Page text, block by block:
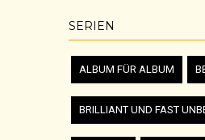
SERIEN
ALBUM FÜR ALBUM
BRILLIANT UND FAST